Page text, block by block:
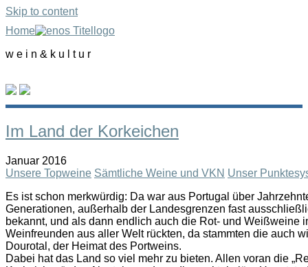
Skip to content
Home
w e i n & k u l t u r
Im Land der Korkeichen
Januar 2016
Unsere Topweine Sämtliche Weine und VKN Unser
Es ist schon merkwürdig: Da war aus Portugal über
Generationen, außerhalb der Landesgrenzen fast
bekannt, und als dann endlich auch die Rot- und Weißweine
Weinfreunden aus aller Welt rückten, da stammten die auch
Dourotal, der Heimat des Portweins.
Dabei hat das Land so viel mehr zu bieten. Allen voran die